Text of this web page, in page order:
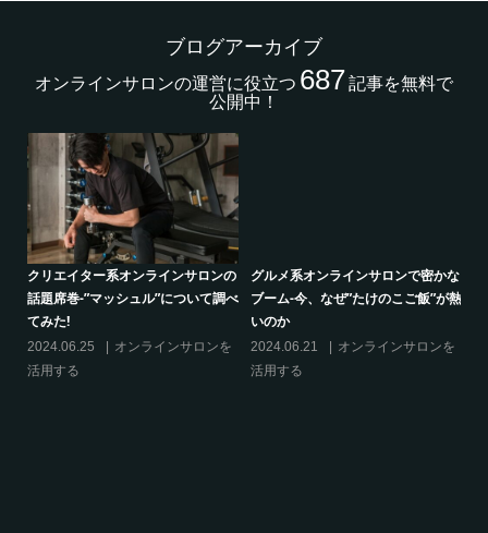
ブログアーカイブ
オンラインサロンの運営に役立つ 687記事を無料で
公開中！
クリエイター系オンラインサロンの
話題席巻-”マッシュル”について調べ
てみた!
2024.06.25
オンラインサロンを
活用する
グルメ系オンラインサロンで密かな
ブーム-今、なぜ”たけのこご飯”が熱
いのか
2024.06.21
オンラインサロンを
活用する